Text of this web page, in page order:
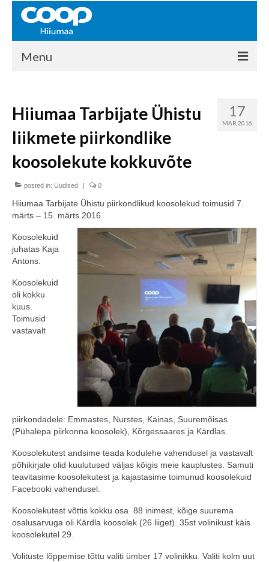
Menu
Kontakt
Liikmed
Ajalugu
KAUPLUSED
EHITUSKESKUS
KAUBAMAJA
KAMPAANIAD
COOP KLIENDIKAART
KINKEKAART
PAKUME TÖÖD
HIIUMAA KÖÖK JA PAGAR
17
MAR 2016
Hiiumaa Tarbijate Ühistu
liikmete piirkondlike
koosolekute kokkuvõte
posted in: Uudised | 0
Hiiumaa Tarbijate Ühistu piirkondlikud koosolekud toimusid 7.
märts – 15. märts 2016
Koosolekuid
juhatas Kaja
Antons.
Koosolekuid
oli kokku
kuus.
Toimusid
vastavalt
piirkondadele: Emmastes, Nurstes, Käinas, Suuremõisas
(Pühalepa piirkonna koosolek), Kõrgessaares ja Kärdlas.
Koosolekutest andsime teada kodulehe vahendusel ja vastavalt
põhikirjale olid kuulutused väljas kõigis meie kauplustes. Samuti
teavitasime koosolekutest ja kajastasime toimunud koosolekuid
Facebooki vahendusel.
Koosolekutest võttis kokku osa 88 inimest, kõige suurema
osalusarvuga oli Kärdla koosolek (26 liiget). 35st volinikust käis
koosolekutel 29.
Volituste lõppemise tõttu valiti ümber 17 volinikku. Valiti kolm uut